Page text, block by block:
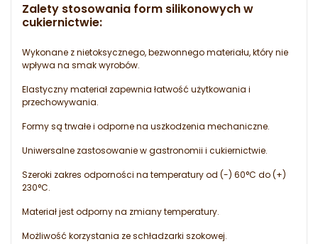
Zalety stosowania form silikonowych w
cukiernictwie:
Wykonane z nietoksycznego, bezwonnego materiału, który nie
wpływa na smak wyrobów.
Elastyczny materiał zapewnia łatwość użytkowania i
przechowywania.
Formy są trwałe i odporne na uszkodzenia mechaniczne.
Uniwersalne zastosowanie w gastronomii i cukiernictwie.
Szeroki zakres odporności na temperatury od (-) 60°C do (+)
230°C.
Materiał jest odporny na zmiany temperatury.
Możliwość korzystania ze schładzarki szokowej.